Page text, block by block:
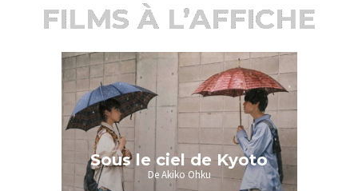
FILMS À L’AFFICHE
Sous le ciel de Kyoto
De Akiko Ohku